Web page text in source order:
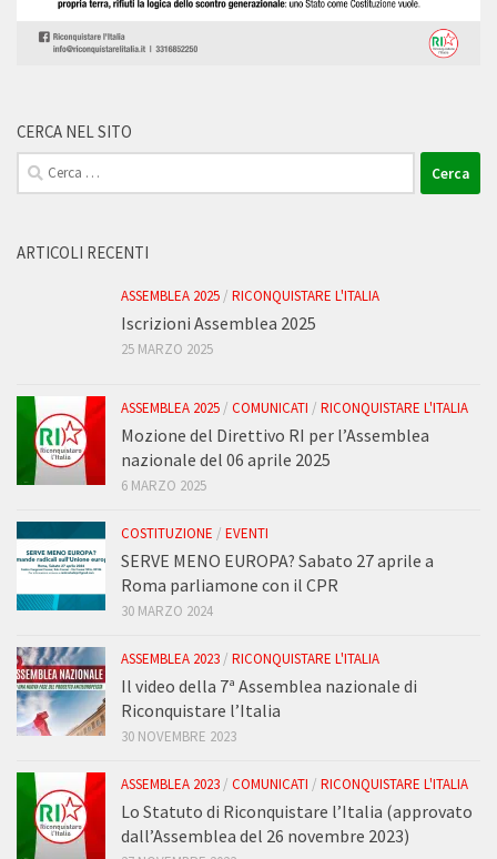
CERCA NEL SITO
Ricerca
per:
ARTICOLI RECENTI
ASSEMBLEA 2025/ RICONQUISTARE L'ITALIA
Iscrizioni Assemblea 2025
25 MARZO 2025
ASSEMBLEA 2025/ COMUNICATI / RICONQUISTARE L'ITALIA
Mozione del Direttivo RI per l’Assemblea
nazionale del 06 aprile 2025
6 MARZO 2025
COSTITUZIONE / EVENTI
SERVE MENO EUROPA? Sabato 27 aprile a
Roma parliamone con il CPR
30 MARZO 2024
ASSEMBLEA 2023/ RICONQUISTARE L'ITALIA
Il video della 7ª Assemblea nazionale di
Riconquistare l’Italia
30 NOVEMBRE 2023
ASSEMBLEA 2023/ COMUNICATI / RICONQUISTARE L'ITALIA
Lo Statuto di Riconquistare l’Italia (approvato
dall’Assemblea del 26 novembre 2023)